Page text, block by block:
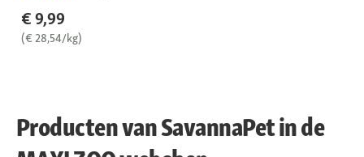
€ 9,99
(€ 28,54/kg)
Producten van SavannaPet in de